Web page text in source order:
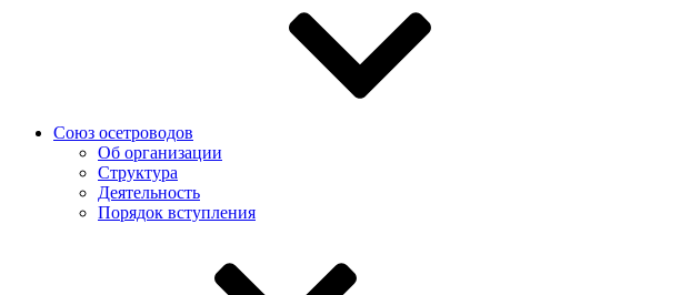
Союз осетроводов
Об организации
Структура
Деятельность
Порядок вступления